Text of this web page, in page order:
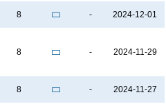
8 - 2024-12-01
8 - 2024-11-29
8 - 2024-11-27